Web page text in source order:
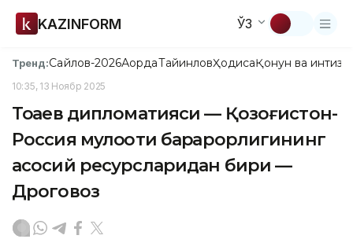
KAZINFORM ЎЗ
Тренд:Сайлов-2026АқордаТайинловҲодисаҚонун ва
10:35, 13 Ноябр 2025
Тоқаев дипломатияси — Қозоғистон-
Россия мулоқоти барқарорлигининг
асосий ресурсларидан бири —
Дроговоз